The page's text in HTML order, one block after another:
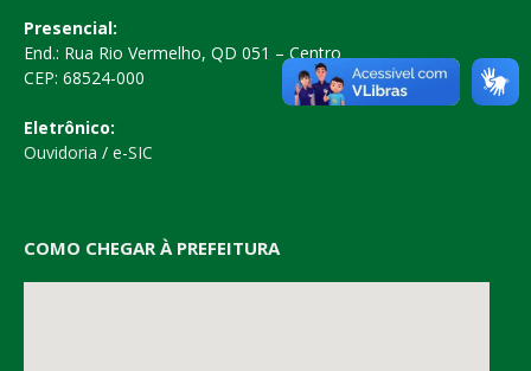
Presencial:
End.: Rua Rio Vermelho, QD 051 – Centro
CEP: 68524-000
Eletrônico:
Ouvidoria / e-SIC
COMO CHEGAR À PREFEITURA